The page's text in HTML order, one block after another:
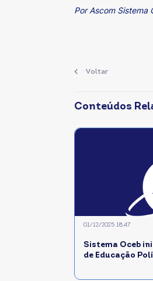
Por Ascom Sistema
Voltar
Conteúdos
Sistema Oceb
de Educação
01/12/2025 18:47